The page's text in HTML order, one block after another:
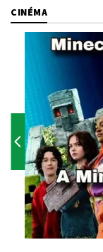
CINÉMA